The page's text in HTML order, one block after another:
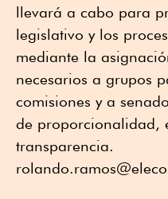
llevará a cabo para
legislativo y los
mediante la
necesarios a grupos
comisiones y a
de proporcionalidad,
transparencia.